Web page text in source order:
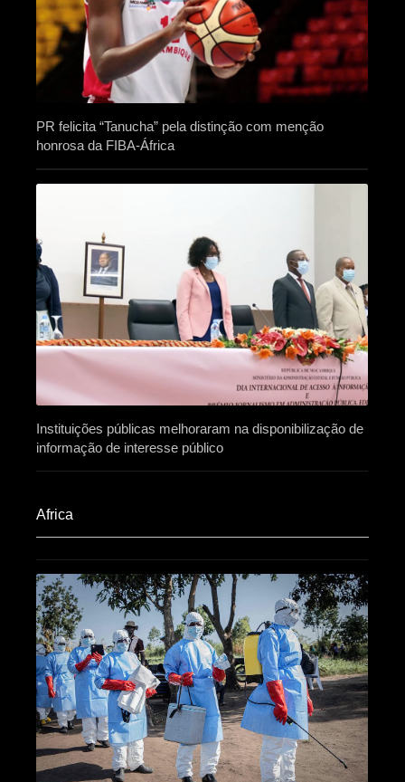
PR felicita “Tanucha” pela distinção com menção
honrosa da FIBA-África
Instituições públicas melhoraram na disponibilização de
informação de interesse público
Africa​